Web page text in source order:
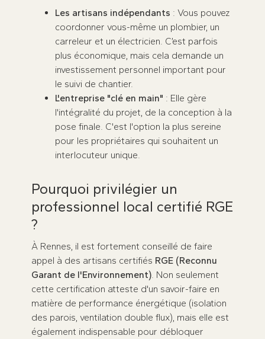
Les artisans indépendants : Vous pouvez
coordonner vous-même un plombier, un
carreleur et un électricien. C’est parfois
plus économique, mais cela demande un
investissement personnel important pour
le suivi de chantier.
L'entreprise "clé en main" : Elle gère
l'intégralité du projet, de la conception à la
pose finale. C'est l'option la plus sereine
pour les propriétaires qui souhaitent un
interlocuteur unique.
Pourquoi privilégier un
professionnel local certifié RGE
?
À Rennes, il est fortement conseillé de faire
appel à des artisans certifiés RGE (Reconnu
Garant de l'Environnement). Non seulement
cette certification atteste d'un savoir-faire en
matière de performance énergétique (isolation
des parois, ventilation double flux), mais elle est
également indispensable pour débloquer